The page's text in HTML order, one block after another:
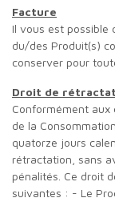
Facture
Il vous est possible
du/des Produit(s)
conserver pour
Droit de
Conformément aux
de la
quatorze jours
rétractation, sans
pénalités. Ce droit
suivantes : - Le